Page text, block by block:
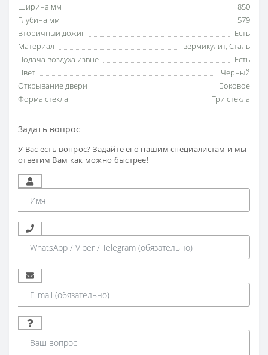
Ширина мм
850
Глубина мм
579
Вторичный дожиг
Есть
Материал
вермикулит, Сталь
Подача воздуха извне
Есть
Цвет
Черный
Открывание двери
Боковое
Форма стекла
Три стекла
Задать вопрос
У Вас есть вопрос? Задайте его нашим специалистам и мы
ответим Вам как можно быстрее!